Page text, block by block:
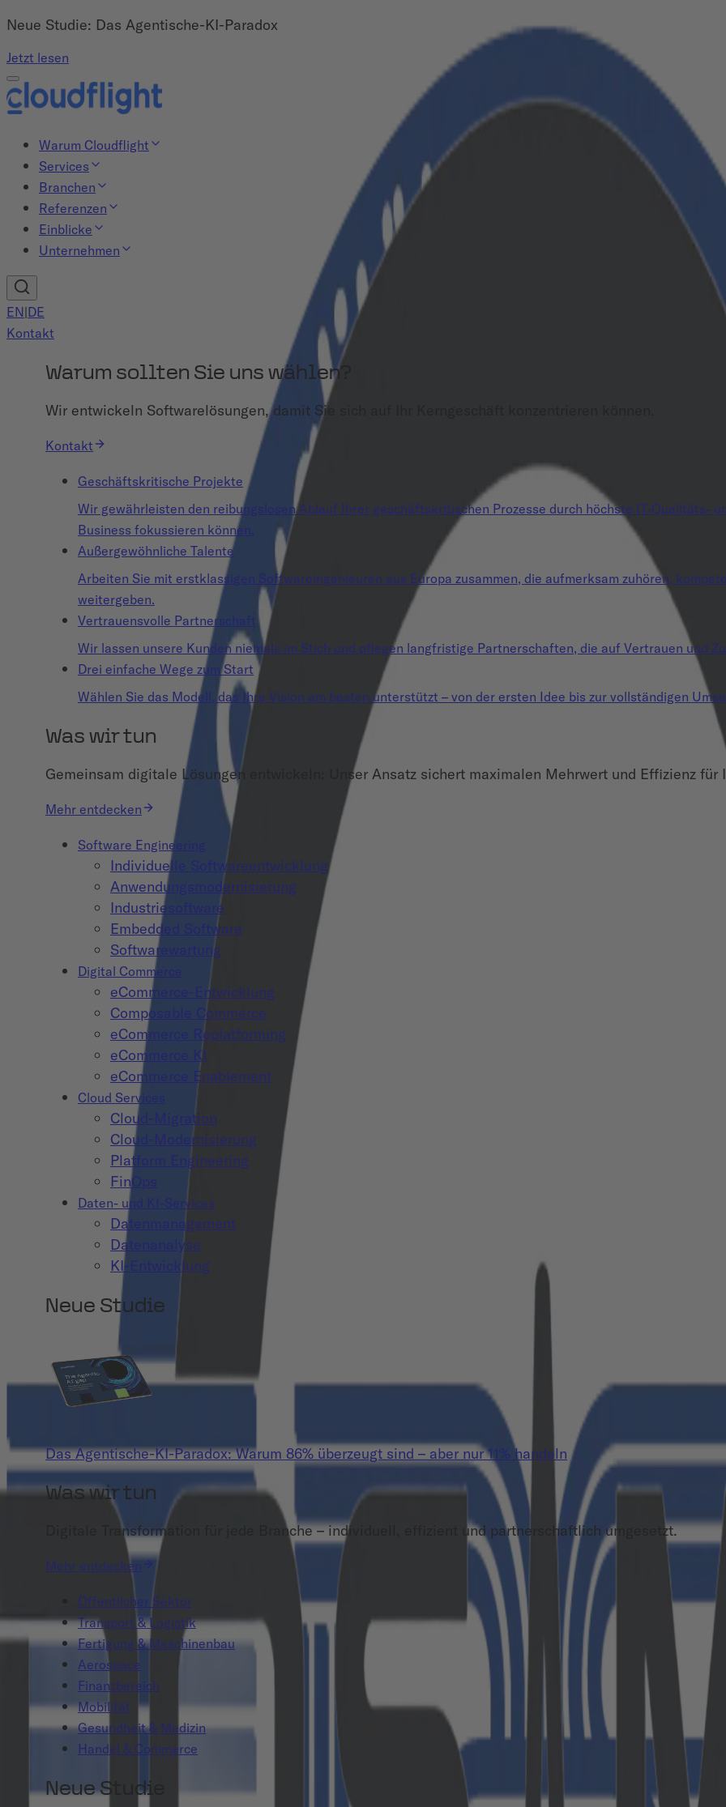
Neue Studie: Das Agentische-KI-Paradox
Jetzt lesen
Warum Cloudflight
Services
Branchen
Referenzen
Einblicke
Unternehmen
EN|DE
Kontakt
Warum sollten Sie uns wählen?
Wir entwickeln Softwarelösungen, damit Sie sich auf Ihr Kerngeschäft konzentrieren können.
Kontakt
Geschäftskritische Projekte
Wir gewährleisten den reibungslosen Ablauf Ihrer geschäftskritischen Prozesse durch höchste IT-Qualitäts-
Business fokussieren können.
Außergewöhnliche Talente
Arbeiten Sie mit erstklassigen Softwareingenieuren aus Europa zusammen, die aufmerksam zuhören,
weitergeben.
Vertrauensvolle Partnerschaft
Wir lassen unsere Kunden niemals im Stich und pflegen langfristige Partnerschaften, die auf Vertrauen und
Drei einfache Wege zum Start
Wählen Sie das Modell, das Ihre Vision am besten unterstützt – von der ersten Idee bis zur vollständigen
Was wir tun
Gemeinsam digitale Lösungen entwickeln: Unser Ansatz sichert maximalen Mehrwert und Effizienz für
Mehr entdecken
Software Engineering
Individuelle Softwareentwicklung
Anwendungsmodernisierung
Industriesoftware
Embedded Software
Softwarewartung
Digital Commerce
eCommerce-Entwicklung
Composable Commerce
eCommerce Replatforming
eCommerce KI
eCommerce Enablement
Cloud Services
Cloud-Migration
Cloud-Modernisierung
Platform Engineering
FinOps
Daten- und KI-Services
Datenmanagement
Datenanalyse
KI-Entwicklung
Neue Studie
Das Agentische-KI-Paradox: Warum 86% überzeugt sind – aber nur 11% handeln
Was wir tun
Digitale Transformation für jede Branche – individuell, effizient und partnerschaftlich umgesetzt.
Mehr entdecken
Öffentlicher Sektor
Transport & Logistik
Fertigung & Maschinenbau
Aerospace
Finanzbereich
Mobilität
Gesundheit & Medizin
Handel & Commerce
Neue Studie